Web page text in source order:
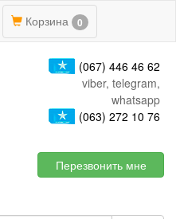
Корзина 0
(067) 446 46 62
viber, telegram,
whatsapp
(063) 272 10 76
Перезвонить мне